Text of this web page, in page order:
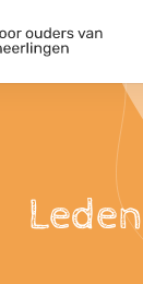
Leden